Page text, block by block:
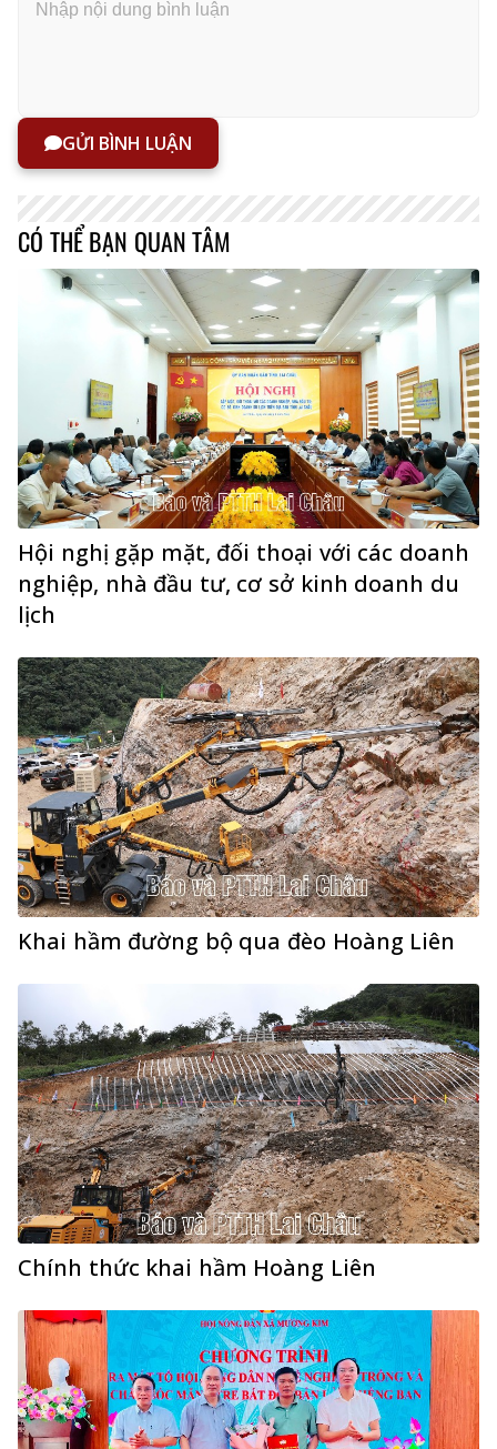
GỬI BÌNH LUẬN
CÓ THỂ BẠN QUAN TÂM
Hội nghị gặp mặt, đối thoại với các doanh
nghiệp, nhà đầu tư, cơ sở kinh doanh du
lịch
Khai hầm đường bộ qua đèo Hoàng Liên
Chính thức khai hầm Hoàng Liên